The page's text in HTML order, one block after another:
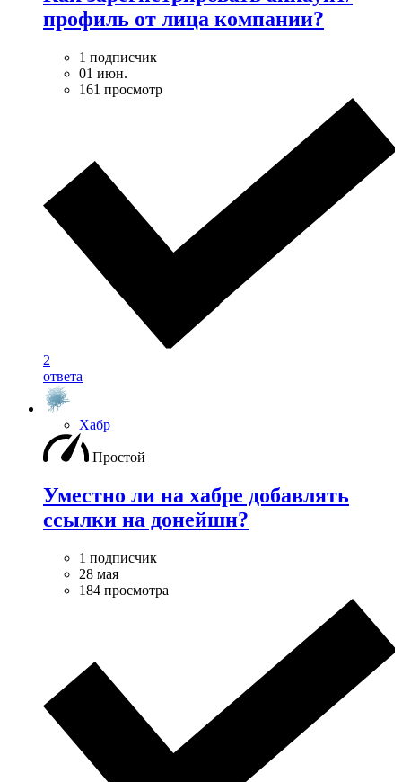
профиль от лица компании?
1 подписчик
01 июн.
161 просмотр
2
ответа
Хабр
Простой
Уместно ли на хабре добавлять
ссылки на донейшн?
1 подписчик
28 мая
184 просмотра